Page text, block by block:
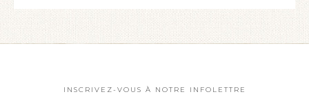
INSCRIVEZ-VOUS À NOTRE INFOLETTRE